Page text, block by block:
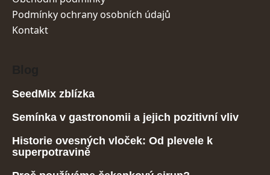
Podmínky ochrany osobních údajů
Kontakt
SeedMix zblízka
Semínka v gastronomii a jejich pozitivní vliv
Historie ovesných vloček: Od plevele k
superpotravině